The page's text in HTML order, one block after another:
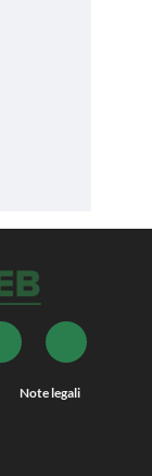
Note legali